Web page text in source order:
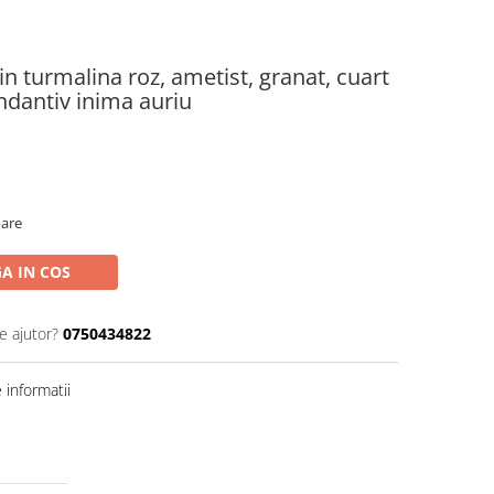
turmalina roz, ametist, granat, cuart
inima auriu
IN COS
ajutor? 0750434822
informatii